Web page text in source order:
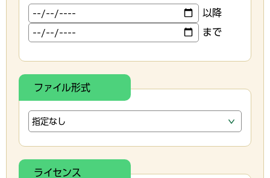
以降
まで
ファイル形式
ライセンス